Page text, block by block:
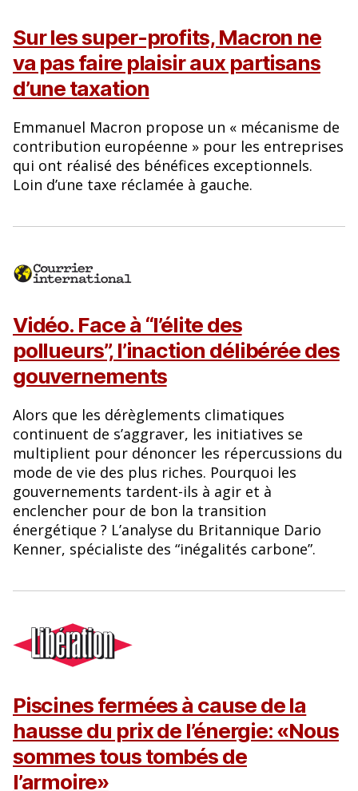
Sur les super-profits, Macron ne
va pas faire plaisir aux partisans
d’une taxation
Emmanuel Macron propose un « mécanisme de
contribution européenne » pour les entreprises
qui ont réalisé des bénéfices exceptionnels.
Loin d’une taxe réclamée à gauche.
Vidéo. Face à “l’élite des
pollueurs”, l’inaction délibérée des
gouvernements
Alors que les dérèglements climatiques
continuent de s’aggraver, les initiatives se
multiplient pour dénoncer les répercussions du
mode de vie des plus riches. Pourquoi les
gouvernements tardent-ils à agir et à
enclencher pour de bon la transition
énergétique ? L’analyse du Britannique Dario
Kenner, spécialiste des “inégalités carbone”.
Piscines fermées à cause de la
hausse du prix de l’énergie: «Nous
sommes tous tombés de
l’armoire»